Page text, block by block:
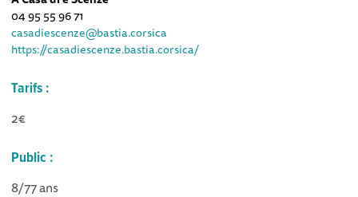
04 95 55 96 71
casadiescenze@bastia.corsica
https://casadiescenze.bastia.corsica/
Tarifs :
2€
Public :
8/77 ans